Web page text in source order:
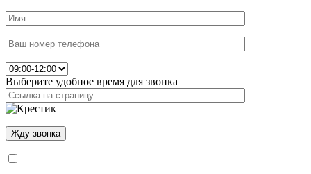
Выберите удобное время для звонка